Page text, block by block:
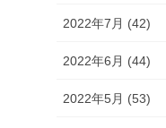
2022年7月 (42)
2022年6月 (44)
2022年5月 (53)